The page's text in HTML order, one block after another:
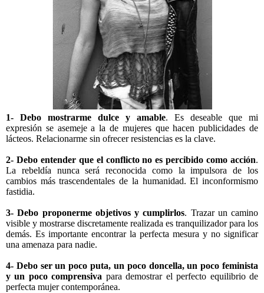
1- Debo mostrarme dulce y amable. Es deseable que mi
expresión se asemeje a la de mujeres que hacen publicidades de
lácteos. Relacionarme sin ofrecer resistencias es la clave.
2- Debo entender que el conflicto no es percibido como acción.
La rebeldía nunca será reconocida como la impulsora de los
cambios más trascendentales de la humanidad. El inconformismo
fastidia.
3- Debo proponerme objetivos y cumplirlos. Trazar un camino
visible y mostrarse discretamente realizada es tranquilizador para los
demás. Es importante encontrar la perfecta mesura y no significar
una amenaza para nadie.
4- Debo ser un poco puta, un poco doncella, un poco feminista
y un poco comprensiva para demostrar el perfecto equilibrio de
perfecta mujer contemporánea.